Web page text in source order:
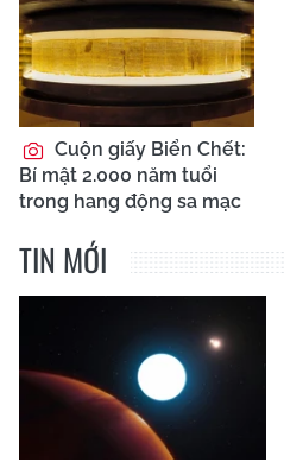
Cuộn giấy Biển Chết:
Bí mật 2.000 năm tuổi
trong hang động sa mạc
TIN MỚI